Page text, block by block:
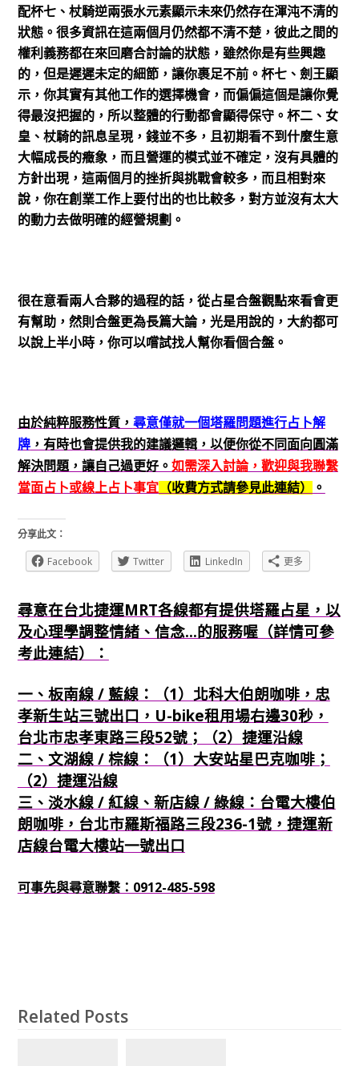
配杯七、杖騎逆兩張水元素顯示未來仍然存在渾沌不清的
狀態。很多資訊在這兩個月仍然都不清不楚，彼此之間的
權利義務都在來回磨合討論的狀態，雖然你是有些興趣
的，但是遲遲未定的細節，讓你裹足不前。杯七、劍王顯
示，你其實有其他工作的選擇機會，而偏偏這個是讓你覺
得最沒把握的，所以整體的行動都會顯得保守。杯二、女
皇、杖騎的訊息呈現，錢並不多，且初期看不到什麼生意
大幅成長的癥象，而且營運的模式並不確定，沒有具體的
方針出現，這兩個月的挫折與挑戰會較多，而且相對來
說，你在創業工作上要付出的也比較多，對方並沒有太大
的動力去做明確的經營規劃。
很在意看兩人合夥的過程的話，從占星合盤觀點來看會更
有幫助，然則合盤更為長篇大論，光是用說的，大約都可
以說上半小時，你可以嚐試找人幫你看個合盤。
由於純粹服務性質， 尋意僅就一個塔羅問題進行占卜解
牌，有時也會提供我的建議邏輯，以便你從不同面向圓滿
解決問題，讓自己過更好。 如需深入討論，歡迎與我聯繫
當面占卜或線上占卜事宜（收費方式請參見此連結） 。
分享此文：
Facebook
Twitter LinkedIn 更多
尋意在台北捷運MRT各線都有提供塔羅占星，以
及心理學調整情緒、信念...的服務喔（詳情可參
考此連結）：
一、板南線 / 藍線：（1）北科大伯朗咖啡，忠
孝新生站三號出口，U-bike租用場右邊30秒，
台北市忠孝東路三段52號；（2）捷運沿線
二、文湖線 / 棕線：（1）大安站星巴克咖啡；
（2）捷運沿線
三、淡水線 / 紅線、新店線 / 綠線：台電大樓伯
朗咖啡，台北市羅斯福路三段236-1號，捷運新
店線台電大樓站一號出口
可事先與尋意聯繫：0912-485-598
Related Posts